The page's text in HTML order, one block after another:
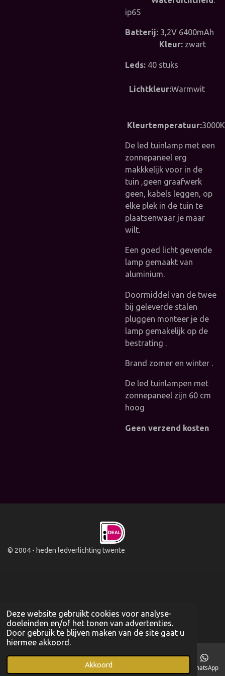
Deze website gebruikt cookies voor analyse-
doeleinden en/of het tonen van advertenties.
Door gebruik te blijven maken van de site gaat u
hiermee akkoord.
Akkoord
ip65
Batterij: 3,2V 6400mAh
Kleur: zwart
Leds: 40 stuks
Lichtkleur:Warmwit
Kleurtemperatuur:3000K
De led tuinlamp met een
zonnepaneel erg
makkkelijk voor in de
tuin ,geen graafwerk
geen, kabels leggen, op
elke plek in de tuin te
plaatsenwaar je maar
wilt.
Een goed licht gevende
lamp gemaakt van
aluminium.
Doormiddel van de twee
bij geleverde stalen
pluggen monteer je de
lamp gemakelijk op de
bestrating .
Brand zomer en winter .
De led tuinlampen met
zonnepaneel zijn 60 cm
hoog
Geen verzend kosten
© 2004 - heden ledverlichting twente
Telefoonnummer WhatsApp